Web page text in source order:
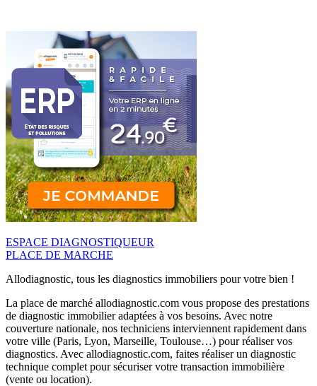
ESPACE DIAGNOSTIQUEUR
PLACE DE MARCHE
Allodiagnostic, tous les diagnostics immobiliers pour votre bien !
La place de marché allodiagnostic.com vous propose des prestations
de diagnostic immobilier adaptées à vos besoins. Avec notre
couverture nationale, nos techniciens interviennent rapidement dans
votre ville (Paris, Lyon, Marseille, Toulouse…) pour réaliser vos
diagnostics. Avec allodiagnostic.com, faites réaliser un diagnostic
technique complet pour sécuriser votre transaction immobilière
(vente ou location).